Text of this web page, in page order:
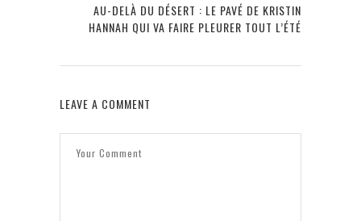
AU-DELÀ DU DÉSERT : LE PAVÉ DE KRISTIN
HANNAH QUI VA FAIRE PLEURER TOUT L’ÉTÉ
LEAVE A COMMENT